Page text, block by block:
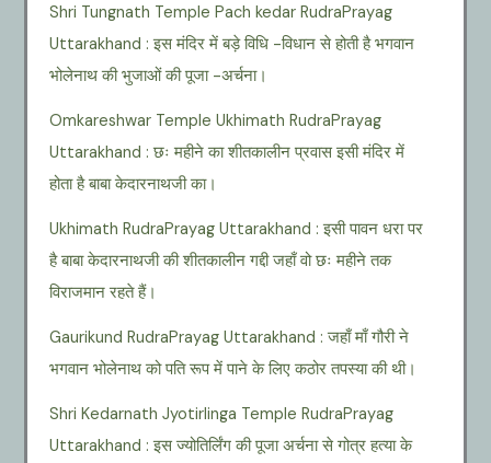
Shri Tungnath Temple Pach kedar RudraPrayag
Uttarakhand : इस मंदिर में बड़े विधि -विधान से होती है भगवान
भोलेनाथ की भुजाओं की पूजा -अर्चना।
Omkareshwar Temple Ukhimath RudraPrayag
Uttarakhand : छः महीने का शीतकालीन प्रवास इसी मंदिर में
होता है बाबा केदारनाथजी का।
Ukhimath RudraPrayag Uttarakhand : इसी पावन धरा पर
है बाबा केदारनाथजी की शीतकालीन गद्दी जहाँ वो छः महीने तक
विराजमान रहते हैं।
Gaurikund RudraPrayag Uttarakhand : जहाँ माँ गौरी ने
भगवान भोलेनाथ को पति रूप में पाने के लिए कठोर तपस्या की थी।
Shri Kedarnath Jyotirlinga Temple RudraPrayag
Uttarakhand : इस ज्योतिर्लिंग की पूजा अर्चना से गोत्र हत्या के